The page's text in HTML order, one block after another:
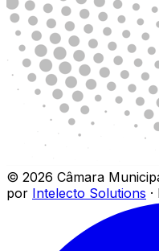
© 2026 Câmara
por Intelecto Solutions